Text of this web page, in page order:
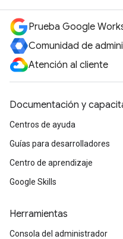
Prueba Google
Comunidad de
Atención al cliente
Documentación y
Centros de ayuda
Guías para desarrolladores
Centro de aprendizaje
Google Skills
Herramientas
Consola del administrador